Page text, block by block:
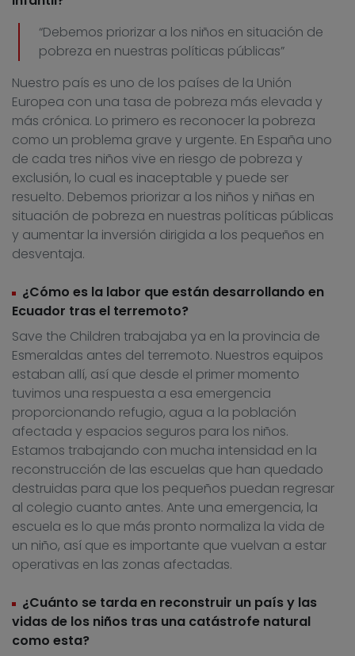
“Debemos priorizar a los niños en situación de
pobreza en nuestras políticas públicas”
Nuestro país es uno de los países de la Unión
Europea con una tasa de pobreza más elevada y
más crónica. Lo primero es reconocer la pobreza
como un problema grave y urgente. En España uno
de cada tres niños vive en riesgo de pobreza y
exclusión, lo cual es inaceptable y puede ser
resuelto. Debemos priorizar a los niños y niñas en
situación de pobreza en nuestras políticas públicas
y aumentar la inversión dirigida a los pequeños en
desventaja.
¿Cómo es la labor que están desarrollando en
Ecuador tras el terremoto?
Save the Children trabajaba ya en la provincia de
Esmeraldas antes del terremoto. Nuestros equipos
estaban allí, así que desde el primer momento
tuvimos una respuesta a esa emergencia
proporcionando refugio, agua a la población
afectada y espacios seguros para los niños.
Estamos trabajando con mucha intensidad en la
reconstrucción de las escuelas que han quedado
destruidas para que los pequeños puedan regresar
al colegio cuanto antes. Ante una emergencia, la
escuela es lo que más pronto normaliza la vida de
un niño, así que es importante que vuelvan a estar
operativas en las zonas afectadas.
¿Cuánto se tarda en reconstruir un país y las
vidas de los niños tras una catástrofe natural
como esta?